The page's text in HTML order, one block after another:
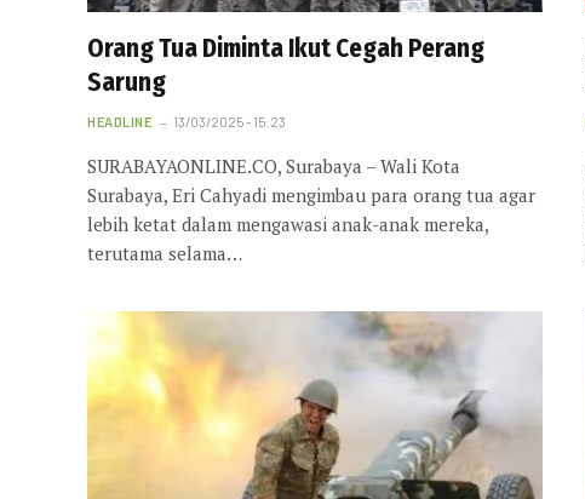
Orang Tua Diminta Ikut Cegah Perang
Sarung
HEADLINE 13/03/2025 - 15:23
SURABAYAONLINE.CO, Surabaya – Wali Kota
Surabaya, Eri Cahyadi mengimbau para orang tua agar
lebih ketat dalam mengawasi anak-anak mereka,
terutama selama…